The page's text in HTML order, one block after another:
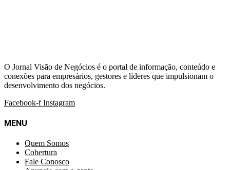
O Jornal Visão de Negócios é o portal de informação, conteúdo e
conexões para empresários, gestores e líderes que impulsionam o
desenvolvimento dos negócios.
Facebook-f Instagram
MENU
Quem Somos
Cobertura
Fale Conosco